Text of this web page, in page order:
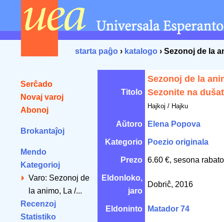
starta paĝo › katalogo › Sezonoj de la
Serĉado
Novaj varoj
Abonoj
Brokantaĵoj
Mendo
Kategorioj
Varo: Sezonoj de
la animo, La /...
Recenzoj
Statistiko
Titolo
Sezonoj de la
Sezonite na
Hajkoj / Hajku
Aŭtoro Elena Popova
Kategorio Poezio originala
Prezo 6.60 €, sesona
Eldonloko,
jaro
Dobriĉ, 2016
Eldoninto Matador 74